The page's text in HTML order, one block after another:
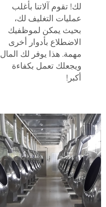
لك! تقوم آلاتنا بأغلب
عمليات التغليف لك،
بحيث يمكن لموظفيك
الاضطلاع بأدوار أخرى
مهمة. هذا يوفر لك المال
ويجعلك تعمل بكفاءة
أكبر!